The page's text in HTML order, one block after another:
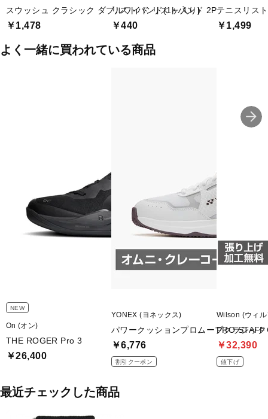
スウッシュ クラシック ダブルワイド リストバンド 2P
￥1,478
リストバンド(1ヶ入り)
￥440
テニスリス
￥1,499
よく一緒に買われている商品
NEW
On (オン)
THE ROGER Pro 3
￥26,400
YONEX (ヨネックス)
パワークッションプロムーブクラシッ
￥6,776
割引クーポン
Wilson (ウィ
PRO
￥32,390
値下げ
最近チェックした商品